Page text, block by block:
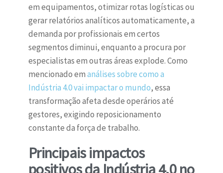
em equipamentos, otimizar rotas logísticas ou
gerar relatórios analíticos automaticamente, a
demanda por profissionais em certos
segmentos diminui, enquanto a procura por
especialistas em outras áreas explode. Como
mencionado emanálises sobre como a
Indústria 4.0 vai impactar o mundo, essa
transformação afeta desde operários até
gestores, exigindo reposicionamento
constante da força de trabalho.
Principais impactos
positivos da Indústria 4.0 no